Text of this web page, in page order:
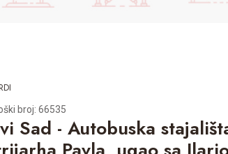
broj: 66535
Sad - Autobuska